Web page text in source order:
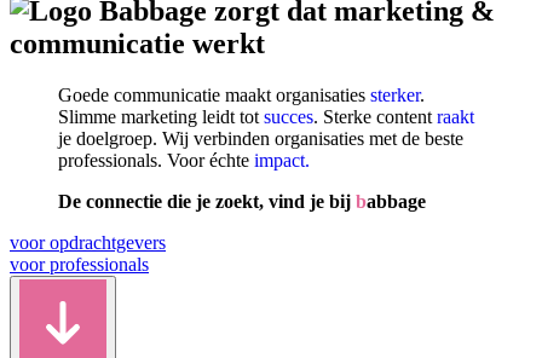
zorgt dat marketing &
communicatie werkt
Goede communicatie maakt organisaties sterker.
Slimme marketing leidt tot succes. Sterke content raakt
je doelgroep. Wij verbinden organisaties met de beste
professionals. Voor échte impact.
De connectie die je zoekt, vind je bij babbage
voor opdrachtgevers
voor professionals